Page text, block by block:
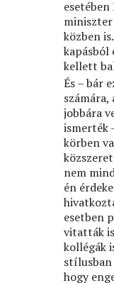
közben
kapásból
kellett
És – bár
jobbára
ismerték
körben
nem
én
esetben
vitatták
kollégák
stílusban
hogy